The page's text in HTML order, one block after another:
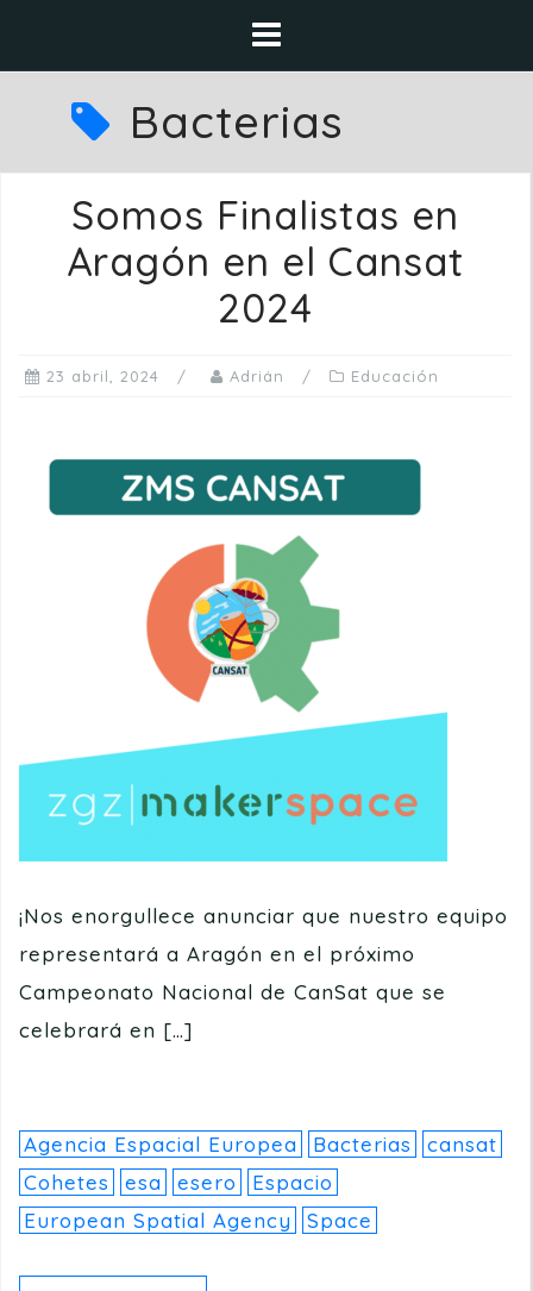
Bacterias
Somos Finalistas en
Aragón en el Cansat
2024
23 abril, 2024 Adrián Educación
¡Nos enorgullece anunciar que nuestro equipo
representará a Aragón en el próximo
Campeonato Nacional de CanSat que se
celebrará en […]
Agencia Espacial Europea Bacterias
cansat
Cohetes
esa esero
Espacio
European Spatial Agency
Space